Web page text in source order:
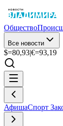
Общество
Все новости
$=80,93|€=93,19
АфишаСпорт